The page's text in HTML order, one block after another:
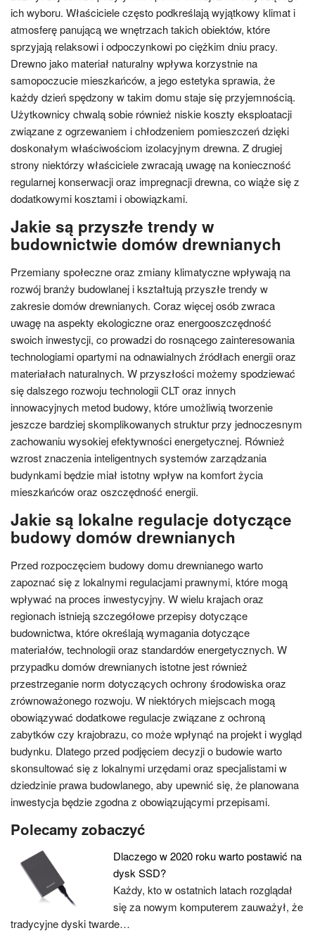
ich wyboru. Właściciele często podkreślają wyjątkowy klimat i
atmosferę panującą we wnętrzach takich obiektów, które
sprzyjają relaksowi i odpoczynkowi po ciężkim dniu pracy.
Drewno jako materiał naturalny wpływa korzystnie na
samopoczucie mieszkańców, a jego estetyka sprawia, że
każdy dzień spędzony w takim domu staje się przyjemnością.
Użytkownicy chwalą sobie również niskie koszty eksploatacji
związane z ogrzewaniem i chłodzeniem pomieszczeń dzięki
doskonałym właściwościom izolacyjnym drewna. Z drugiej
strony niektórzy właściciele zwracają uwagę na konieczność
regularnej konserwacji oraz impregnacji drewna, co wiąże się z
dodatkowymi kosztami i obowiązkami.
Jakie są przyszłe trendy w
budownictwie domów drewnianych
Przemiany społeczne oraz zmiany klimatyczne wpływają na
rozwój branży budowlanej i kształtują przyszłe trendy w
zakresie domów drewnianych. Coraz więcej osób zwraca
uwagę na aspekty ekologiczne oraz energooszczędność
swoich inwestycji, co prowadzi do rosnącego zainteresowania
technologiami opartymi na odnawialnych źródłach energii oraz
materiałach naturalnych. W przyszłości możemy spodziewać
się dalszego rozwoju technologii CLT oraz innych
innowacyjnych metod budowy, które umożliwią tworzenie
jeszcze bardziej skomplikowanych struktur przy jednoczesnym
zachowaniu wysokiej efektywności energetycznej. Również
wzrost znaczenia inteligentnych systemów zarządzania
budynkami będzie miał istotny wpływ na komfort życia
mieszkańców oraz oszczędność energii.
Jakie są lokalne regulacje dotyczące
budowy domów drewnianych
Przed rozpoczęciem budowy domu drewnianego warto
zapoznać się z lokalnymi regulacjami prawnymi, które mogą
wpływać na proces inwestycyjny. W wielu krajach oraz
regionach istnieją szczegółowe przepisy dotyczące
budownictwa, które określają wymagania dotyczące
materiałów, technologii oraz standardów energetycznych. W
przypadku domów drewnianych istotne jest również
przestrzeganie norm dotyczących ochrony środowiska oraz
zrównoważonego rozwoju. W niektórych miejscach mogą
obowiązywać dodatkowe regulacje związane z ochroną
zabytków czy krajobrazu, co może wpłynąć na projekt i wygląd
budynku. Dlatego przed podjęciem decyzji o budowie warto
skonsultować się z lokalnymi urzędami oraz specjalistami w
dziedzinie prawa budowlanego, aby upewnić się, że planowana
inwestycja będzie zgodna z obowiązującymi przepisami.
Polecamy zobaczyć
Dlaczego w 2020 roku warto postawić na
dysk SSD?
Każdy, kto w ostatnich latach rozglądał
się za nowym komputerem zauważył, że
tradycyjne dyski twarde…